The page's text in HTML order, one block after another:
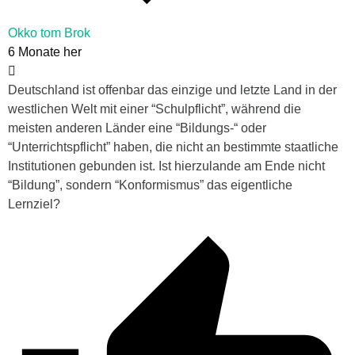
Okko tom Brok
6 Monate her
Deutschland ist offenbar das einzige und letzte Land in der
westlichen Welt mit einer “Schulpflicht”, während die
meisten anderen Länder eine “Bildungs-“ oder
“Unterrichtspflicht” haben, die nicht an bestimmte staatliche
Institutionen gebunden ist. Ist hierzulande am Ende nicht
“Bildung”, sondern “Konformismus” das eigentliche
Lernziel?